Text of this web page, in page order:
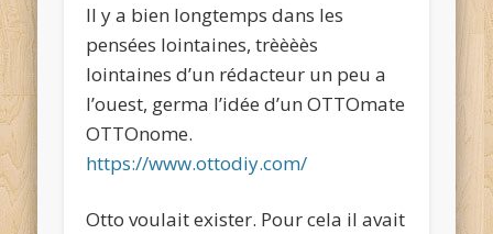
Il y a bien longtemps dans les
pensées lointaines, trèèèès
lointaines d’un rédacteur un peu a
l’ouest, germa l’idée d’un OTTOmate
OTTOnome.
https://www.ottodiy.com/
Otto voulait exister. Pour cela il avait